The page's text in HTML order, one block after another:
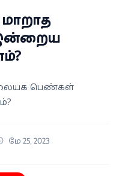
மாறாத
மலையக பெண்கள்
மே 25, 2023